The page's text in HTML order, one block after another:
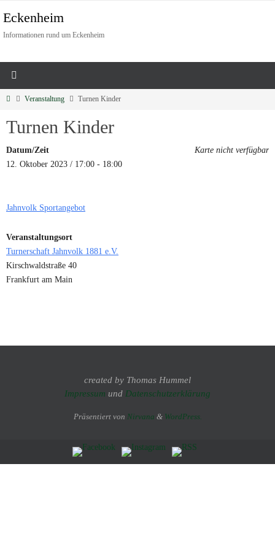
Eckenheim
Informationen rund um Eckenheim
Veranstaltung Turnen Kinder
Turnen Kinder
Karte nicht verfügbar
Datum/Zeit
12. Oktober 2023 / 17:00 - 18:00
Jahnvolk Sportangebot
Veranstaltungsort
Turnerschaft Jahnvolk 1881 e.V.
Kirschwaldstraße 40
Frankfurt am Main
created by Thomas Hummel
Impressum und Datenschutzerklärung
Präsentiert von Nirvana & WordPress.